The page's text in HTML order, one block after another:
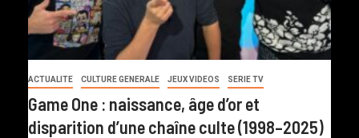
ACTUALITE CULTURE GENERALE JEUX VIDEOS SERIE TV
Game One : naissance, âge d’or et
disparition d’une chaîne culte (1998–2025)